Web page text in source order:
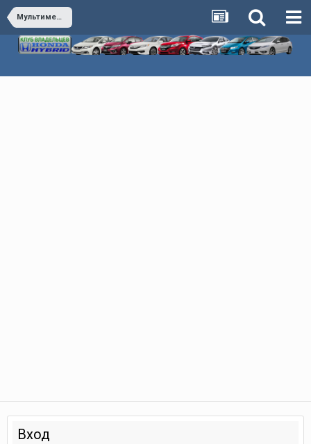
Мультимедиа & Автозвук & Электроника & Сигнализация
Вход